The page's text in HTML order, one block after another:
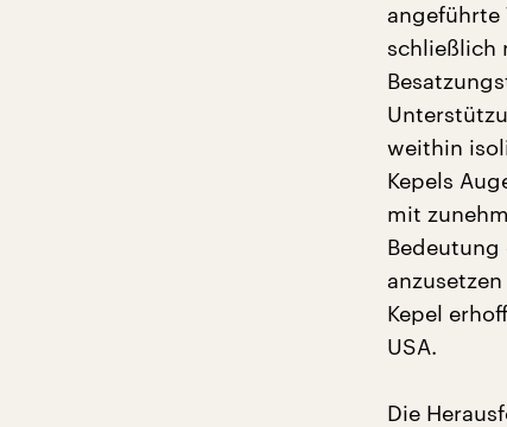
angeführte
schließlich
weithin
Kepels
mit
Kepel
USA.
Die